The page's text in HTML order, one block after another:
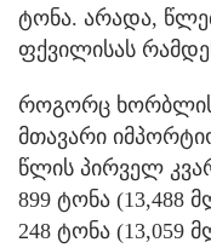
ტონა. არადა,
ფქვილისას
როგორც ხორბლის,
მთავარი
წლის პირველ
899 ტონა
248 ტონა